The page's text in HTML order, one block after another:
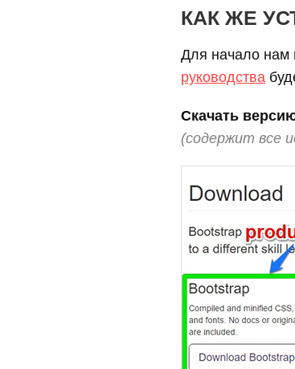
КАК ЖЕ
Для начало нам
руководства
Скачать
(содержит все